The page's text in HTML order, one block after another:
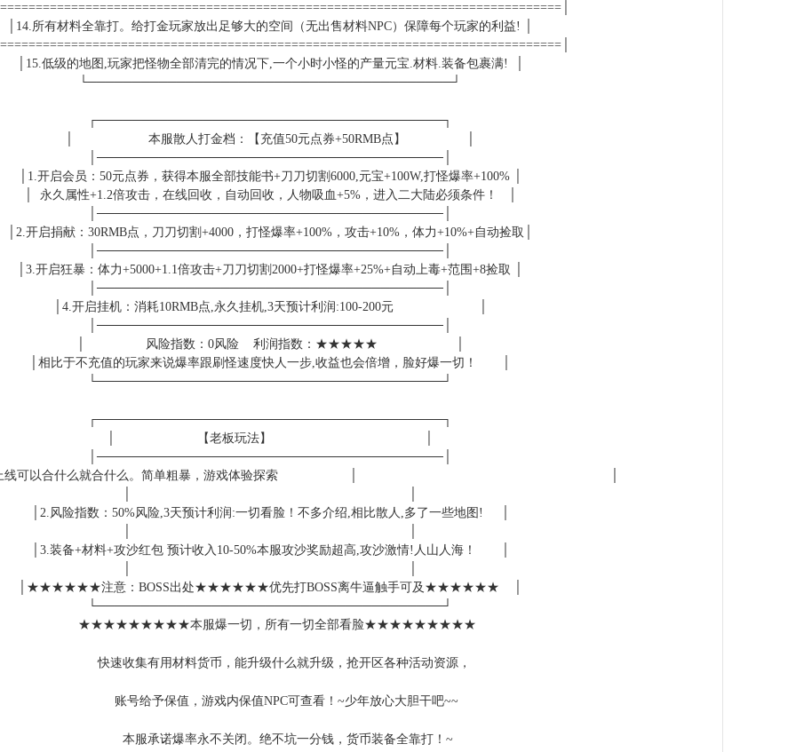
│14.所有材料全靠打。给打金玩家放出足够大的空间（无出售材料NPC）保障每个玩家的利益! │
│15.低级的地图,玩家把怪物全部清完的情况下,一个小时小怪的产量元宝.材料.装备包裹满! │
└─────────────────────────────────────────┘
┌───────────────────────────────────────┐
│ 本服散人打金档：【充值50元点券+50RMB点】 │
│───────────────────────────────────────│
│1.开启会员：50元点券，获得本服全部技能书+刀刀切割6000,元宝+100W,打怪爆率+100% │
│ 永久属性+1.2倍攻击，在线回收，自动回收，人物吸血+5%，进入二大陆必须条件！ │
│───────────────────────────────────────│
│2.开启捐献：30RMB点，刀刀切割+4000，打怪爆率+100%，攻击+10%，体力+10%+自动捡取│
│───────────────────────────────────────│
│3.开启狂暴：体力+5000+1.1倍攻击+刀刀切割2000+打怪爆率+25%+自动上毒+范围+8捡取 │
│───────────────────────────────────────│
│4.开启挂机：消耗10RMB点,永久挂机,3天预计利润:100-200元 │
│───────────────────────────────────────│
│ 风险指数：0风险 利润指数：★★★★★ │
│相比于不充值的玩家来说爆率跟刷怪速度快人一步,收益也会倍增，脸好爆一切！ │
└───────────────────────────────────────┘
┌───────────────────────────────────────┐
│ 【老板玩法】 │
│───────────────────────────────────────│
法，上线可以合什么就合什么。简单粗暴，游戏体验探索 │ │
│2.风险指数：50%风险,3天预计利润:一切看脸！不多介绍,相比散人,多了一些地图! │
│3.装备+材料+攻沙红包 预计收入10-50%本服攻沙奖励超高,攻沙激情!人山人海！ │
│★★★★★★注意：BOSS出处★★★★★★优先打BOSS离牛逼触手可及★★★★★★ │
└───────────────────────────────────────┘
★★★★★★★★★本服爆一切，所有一切全部看脸★★★★★★★★★
快速收集有用材料货币，能升级什么就升级，抢开区各种活动资源，
账号给予保值，游戏内保值NPC可查看！~少年放心大胆干吧~~
本服承诺爆率永不关闭。绝不坑一分钱，货币装备全靠打！~